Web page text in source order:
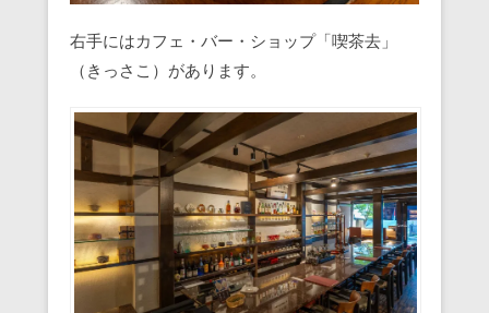
右手にはカフェ・バー・ショップ「喫茶去」
（きっさこ）があります。